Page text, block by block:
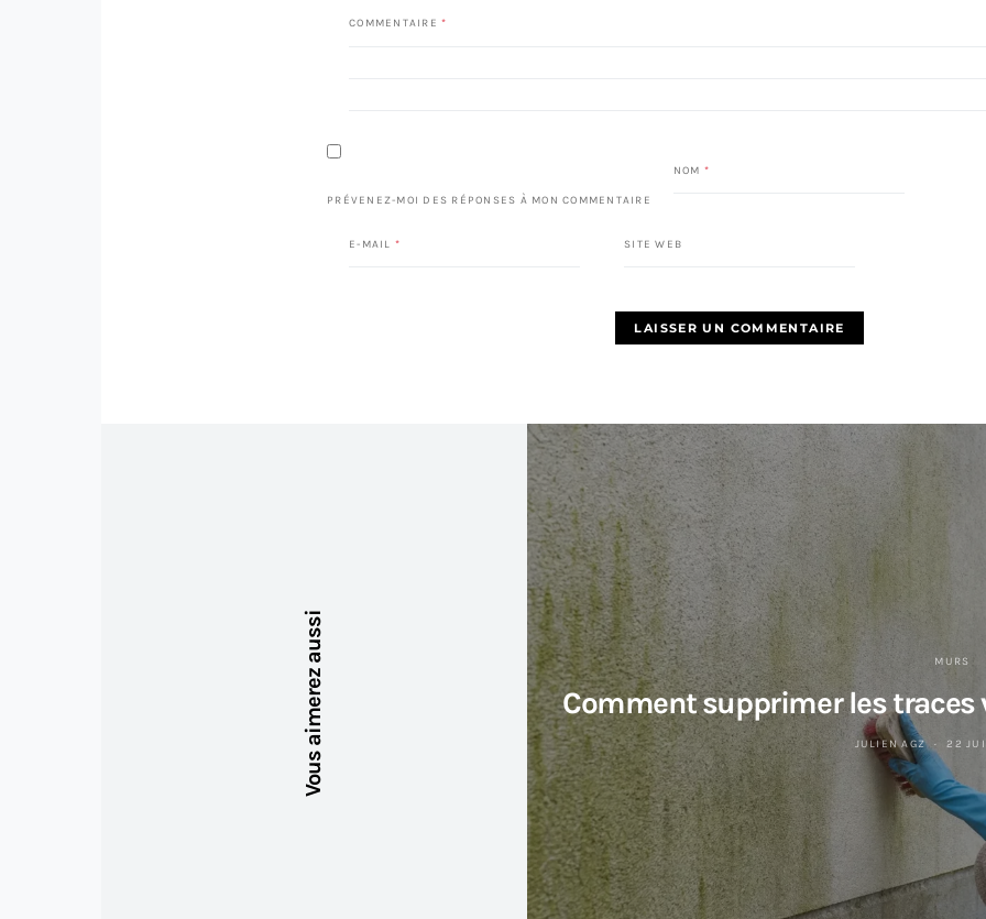
COMMENTAIRE *
PRÉVENEZ-MOI DES RÉPONSES À MON COMMENTAIRE
NOM *
E-MAIL * SITE WEB
Vous aimerez aussi MURS
Comment supprimer les
JULIEN AGZ 22